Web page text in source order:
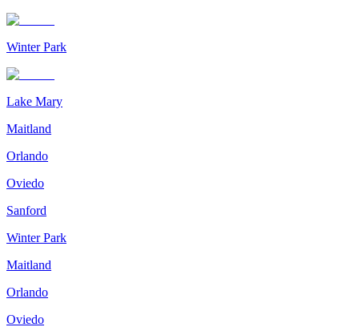
Winter Park
Lake Mary
Maitland
Orlando
Oviedo
Sanford
Winter Park
Maitland
Orlando
Oviedo